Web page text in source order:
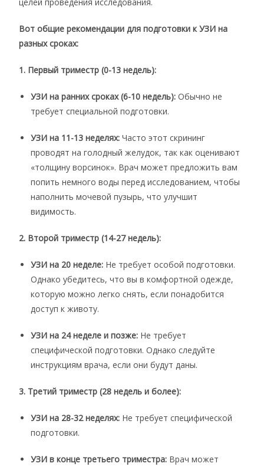
Вот общие рекомендации для подготовки к УЗИ на
разных сроках:
1. Первый триместр (0-13 недель):
УЗИ на ранних сроках (6-10 недель): Обычно не
требует специальной подготовки.
УЗИ на 11-13 неделях: Часто этот скрининг
проводят на голодный желудок, так как оценивают
«толщину ворсинок». Врач может предложить вам
попить немного воды перед исследованием, чтобы
наполнить мочевой пузырь, что улучшит
видимость.
2. Второй триместр (14-27 недель):
УЗИ на 20 неделе: Не требует особой подготовки.
Однако убедитесь, что вы в комфортной одежде,
которую можно легко снять, если понадобится
доступ к животу.
УЗИ на 24 неделе и позже: Не требует
специфической подготовки. Однако следуйте
инструкциям врача, если они будут даны.
3. Третий триместр (28 недель и более):
УЗИ на 28-32 неделях: Не требует специфической
подготовки.
УЗИ в конце третьего триместра: Врач может